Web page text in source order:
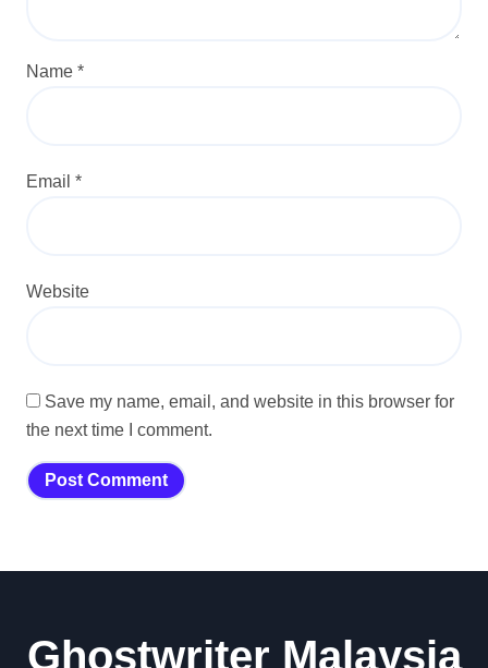
Name *
Email *
Website
Save my name, email, and website in this browser for
the next time I comment.
Ghostwriter Malaysia